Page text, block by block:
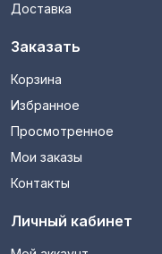
Доставка
Заказать
Корзина
Избранное
Просмотренное
Мои заказы
Контакты
Личный кабинет